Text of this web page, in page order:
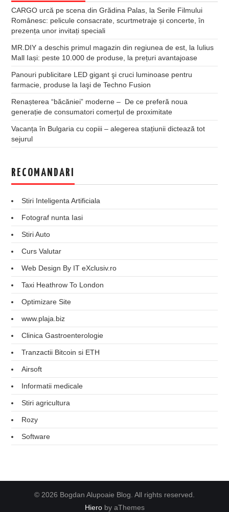
CARGO urcă pe scena din Grădina Palas, la Serile Filmului
Românesc: pelicule consacrate, scurtmetraje și concerte, în
prezența unor invitați speciali
MR.DIY a deschis primul magazin din regiunea de est, la Iulius
Mall Iași: peste 10.000 de produse, la prețuri avantajoase
Panouri publicitare LED gigant şi cruci luminoase pentru
farmacie, produse la Iaşi de Techno Fusion
Renașterea “băcăniei” moderne – De ce preferă noua
generație de consumatori comerțul de proximitate
Vacanța în Bulgaria cu copiii – alegerea stațiunii dictează tot
sejurul
RECOMANDARI
Stiri Inteligenta Artificiala
Fotograf nunta Iasi
Stiri Auto
Curs Valutar
Web Design By IT eXclusiv.ro
Taxi Heathrow To London
Optimizare Site
www.plaja.biz
Clinica Gastroenterologie
Tranzactii Bitcoin si ETH
Airsoft
Informatii medicale
Stiri agricultura
Rozy
Software
© 2026 Bogdan Alupoaie Blog. All rights reserved.
Hieroby aThemes